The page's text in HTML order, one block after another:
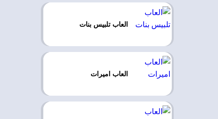
العاب تلبيس بنات
العاب اميرات